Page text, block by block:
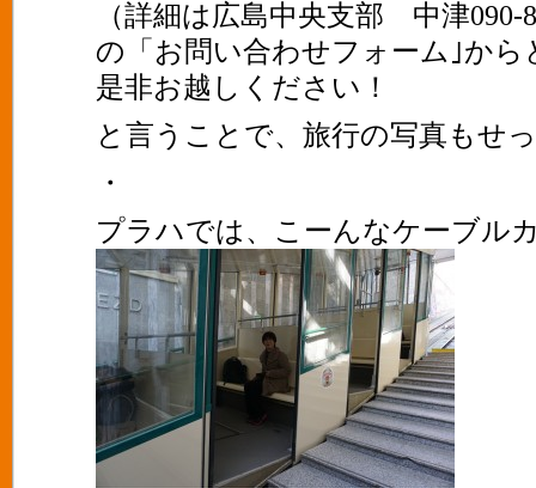
（詳細は広島中央支部 中津
の「お問い合わせフォーム｣から
是非お越しください！
と言うことで、旅行の写真もせ
・
プラハでは、こーんなケーブル